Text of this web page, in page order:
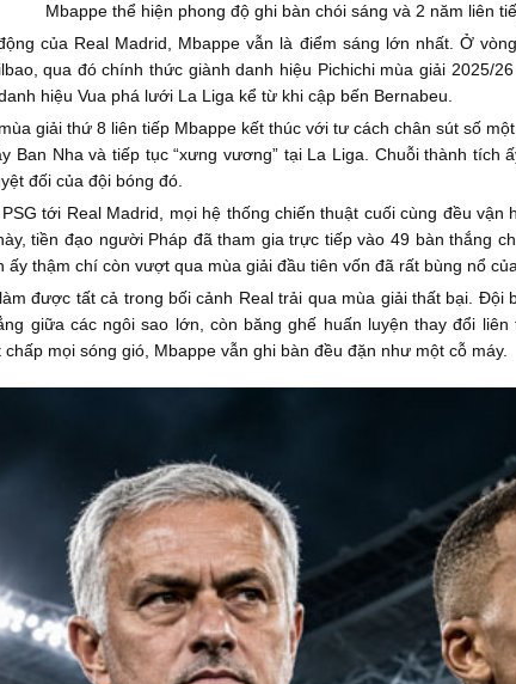
Mbappe thể hiện phong độ ghi bàn chói sáng và 2 năm liên
của Real Madrid, Mbappe vẫn là điểm sáng lớn nhất. Ở
qua đó chính thức giành danh hiệu Pichichi mùa giải 2025/
hiệu Vua phá lưới La Liga kể từ khi cập bến Bernabeu.
giải thứ 8 liên tiếp Mbappe kết thúc với tư cách chân sút số
Ban Nha và tiếp tục “xưng vương” tại La Liga. Chuỗi thành
đối của đội bóng đó.
tới Real Madrid, mọi hệ thống chiến thuật cuối cùng đều
tiền đạo người Pháp đã tham gia trực tiếp vào 49 bàn thắng
ấy thậm chí còn vượt qua mùa giải đầu tiên vốn đã rất bùng nổ
được tất cả trong bối cảnh Real trải qua mùa giải thất bại.
giữa các ngôi sao lớn, còn băng ghế huấn luyện thay đổi
mọi sóng gió, Mbappe vẫn ghi bàn đều đặn như một cỗ máy.